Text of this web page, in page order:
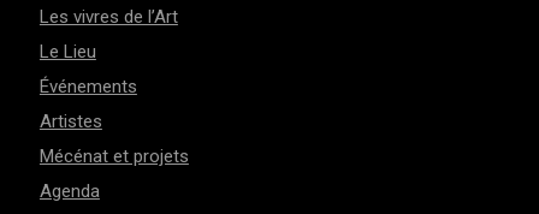
Les vivres de l’Art
Le Lieu
Événements
Artistes
Mécénat et projets
Agenda